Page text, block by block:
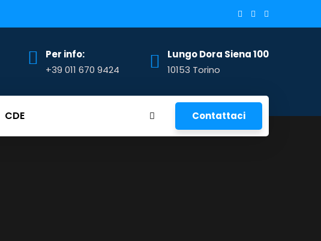
Per info:
+39 011 670 9424
Lungo Dora Siena 100
10153 Torino
CDE Contattaci